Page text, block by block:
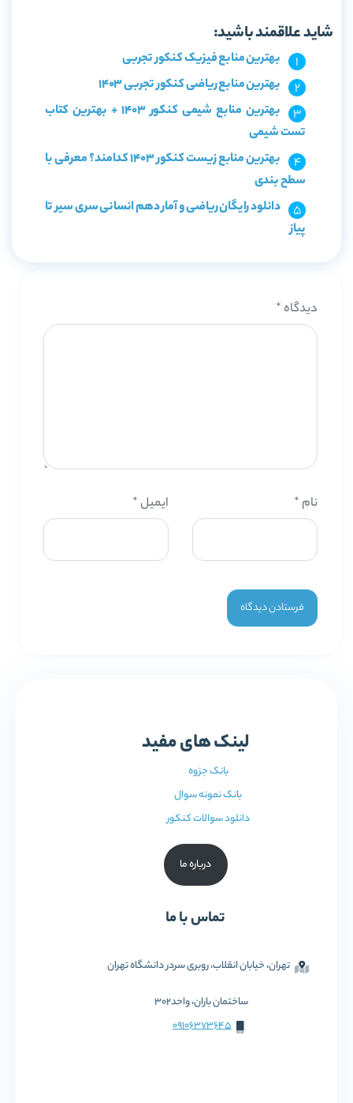
شاید علاقمند باشید:
بهترین منابع فیزیک کنکور تجربی
بهترین منابع ریاضی کنکور تجربی 1403
بهترین منابع شیمی کنکور 1403 + بهترین کتاب
تست شیمی
بهترین منابع زیست کنکور 1403 کدامند؟ معرفی با
سطح بندی
دانلود رایگان ریاضی و آمار دهم انسانی سری سیر تا
پیاز
دیدگاه *
نام * ایمیل*
لینک های مفید
بانک جزوه
بانک نمونه سوال
دانلود سوالات کنکور
درباره ما
تماس با ما
تهران، خیابان انقلاب، روبری سردر دانشگاه تهران
ساختمان باران، واحد302
09106373645